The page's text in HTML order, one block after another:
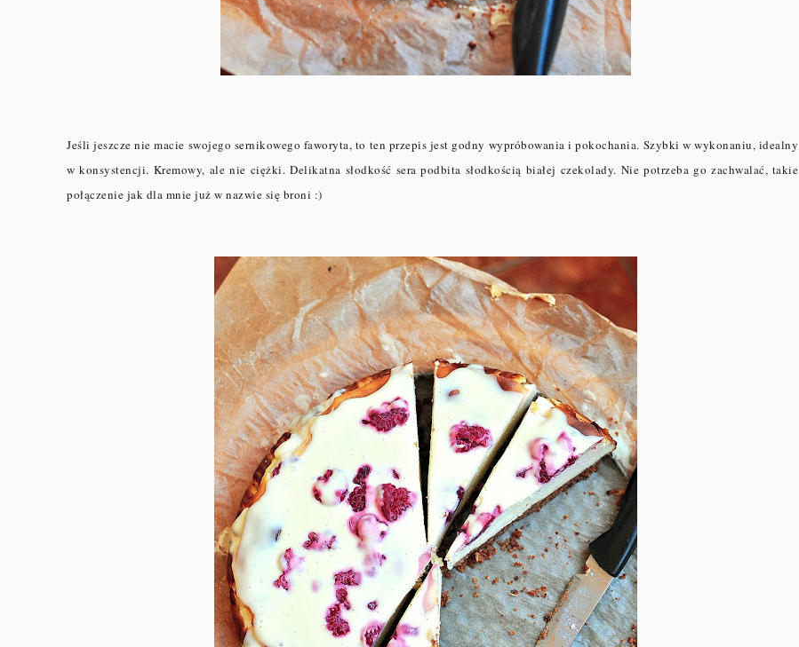
Jeśli jeszcze nie macie swojego sernikowego faworyta, to ten przepis jest godny wypróbowania i pokochania. Szybki w wykonaniu, idealny
w konsystencji. Kremowy, ale nie ciężki. Delikatna słodkość sera podbita słodkością białej czekolady. Nie potrzeba go zachwalać, takie
połączenie jak dla mnie już w nazwie się broni :)